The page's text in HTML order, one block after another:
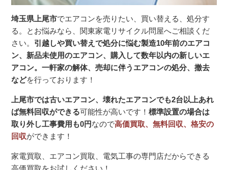
埼玉県上尾市でエアコンを売りたい、買い替える、処分す
る。とお悩みなら、関東家電リサイクル問屋へご相談くだ
さい。 引越しや買い替えで処分に悩む製造10年前のエアコ
ン、新品未使用のエアコン、購入して数年以内の新しいエ
アコン。一軒家の解体、売却に伴うエアコンの処分、撤去
などを行っております！
上尾市では古いエアコン、壊れたエアコンでも2台以上あれ
ば無料回収ができる可能性が高いです！標準設置の場合は
取り外し工事費用も0円なので高価買取、無料回収、格安の
回収ができます！
家電買取、エアコン買取、電気工事の専門店だからできる
高価買取をお試しください！